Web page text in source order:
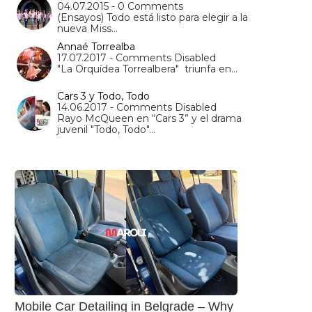
04.07.2015 - 0 Comments
(Ensayos) Todo está listo para elegir a la
nueva Miss…
Annaé Torrealba
17.07.2017 - Comments Disabled
"La Orquídea Torrealbera" triunfa en…
Cars 3 y Todo, Todo
14.06.2017 - Comments Disabled
Rayo McQueen en “Cars 3” y el drama
juvenil "Todo, Todo"…
Mobile Car Detailing in Belgrade – Why